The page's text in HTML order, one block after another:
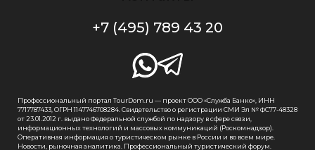
+7 (495) 789 43 20
Профессиональный портал TourDom.ru — проект ООО «Служба Банко», ИНН
7717787433, ОГРН 1147746708284. Свидетельство о регистрации СМИ Эл № ФС77-48328
от 23.01.2012 г. выдано Федеральной службой по надзору в сфере связи,
информационных технологий и массовых коммуникаций (Роскомнадзор).
Оперативная информация о туристическом рынке в России и во всем мире.
Новости, рыночная аналитика. Профессиональный туристический форум.